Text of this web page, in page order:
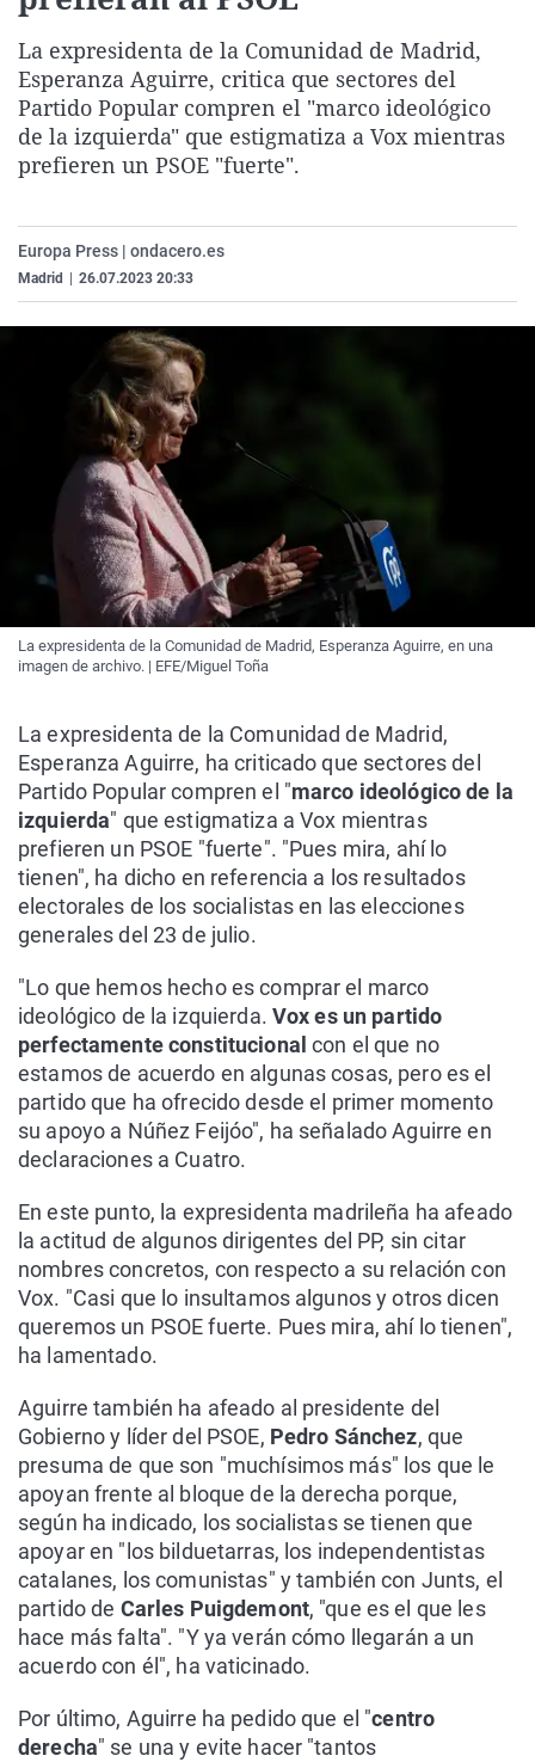
Gente viajera
Como el perro y el
Retornados
Equipo de
Operación Viuda
Galicia
La Rioja
Navarra
Televisión
Elecciones
La expresidenta de la Comunidad de Madrid,
Esperanza Aguirre, critica que sectores del
Partido Popular compren el "marco ideológico
de la izquierda" que estigmatiza a Vox mientras
prefieren un PSOE "fuerte".
Europa Press | ondacero.es
Madrid 26.07.2023 20:33
La expresidenta de la Comunidad de Madrid, Esperanza Aguirre, en una
imagen de archivo. | EFE/Miguel Toña
La expresidenta de la Comunidad de Madrid,
Esperanza Aguirre, ha criticado que sectores del
Partido Popular compren el "marco ideológico de la
izquierda" que estigmatiza a Vox mientras
prefieren un PSOE "fuerte". "Pues mira, ahí lo
tienen", ha dicho en referencia a los resultados
electorales de los socialistas en las elecciones
generales del 23 de julio.
"Lo que hemos hecho es comprar el marco
ideológico de la izquierda. Vox es un partido
perfectamente constitucional con el que no
estamos de acuerdo en algunas cosas, pero es el
partido que ha ofrecido desde el primer momento
su apoyo a Núñez Feijóo", ha señalado Aguirre en
declaraciones a Cuatro.
En este punto, la expresidenta madrileña ha afeado
la actitud de algunos dirigentes del PP, sin citar
nombres concretos, con respecto a su relación con
Vox. "Casi que lo insultamos algunos y otros dicen
queremos un PSOE fuerte. Pues mira, ahí lo tienen",
ha lamentado.
Aguirre también ha afeado al presidente del
Gobierno y líder del PSOE, Pedro Sánchez, que
presuma de que son "muchísimos más" los que le
apoyan frente al bloque de la derecha porque,
según ha indicado, los socialistas se tienen que
apoyar en "los bilduetarras, los independentistas
catalanes, los comunistas" y también con Junts, el
partido de Carles Puigdemont, "que es el que les
hace más falta". "Y ya verán cómo llegarán a un
acuerdo con él", ha vaticinado.
Por último, Aguirre ha pedido que el "centro
derecha" se una y evite hacer "tantos